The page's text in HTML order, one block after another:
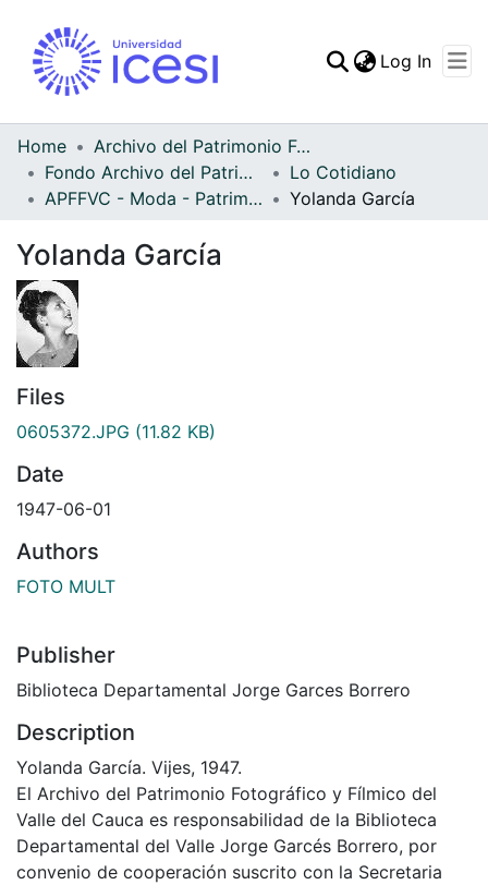
Statistics
Log In
Home
Archivo del Patrimonio Fotográfico y Fílmico del Valle del Cauca
Fondo Archivo del Patrimonio Fotográfico y Fílmico del Valle del Cauca
Lo Cotidiano
APFFVC - Moda - Patrimonial
Yolanda García
Yolanda García
Files
0605372.JPG (11.82 KB)
Date
1947-06-01
Authors
FOTO MULT
Publisher
Biblioteca Departamental Jorge Garces Borrero
Description
Yolanda García. Vijes, 1947.
El Archivo del Patrimonio Fotográfico y Fílmico del
Valle del Cauca es responsabilidad de la Biblioteca
Departamental del Valle Jorge Garcés Borrero, por
convenio de cooperación suscrito con la Secretaria